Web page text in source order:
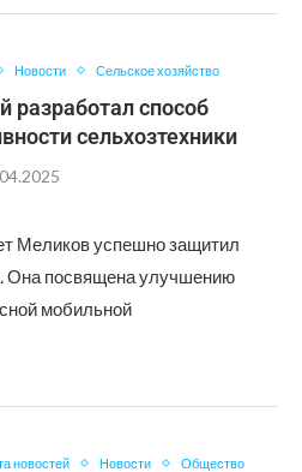
Новости Сельское хозяйство
разработал способ
сельхозтехники
Меликов успешно защитил
Она посвящена улучшению
мобильной
новостей Новости Общество